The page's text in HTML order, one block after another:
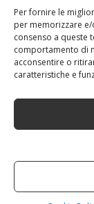
Per fornire le
per memorizzare
consenso a queste
comportamento di
acconsentire o
caratteristiche e
allo
di
robusto e
durata. Ha
plastica/
l'impatto di
capacità di
rumore;Adatto
Read more...